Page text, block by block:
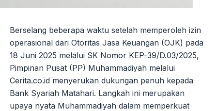
Berselang beberapa waktu setelah memperoleh izin
operasional dari Otoritas Jasa Keuangan (OJK) pada
18 Juni 2025 melalui SK Nomor KEP-39/D.03/2025,
Pimpinan Pusat (PP) Muhammadiyah melalui
Cerita.co.id menyerukan dukungan penuh kepada
Bank Syariah Matahari. Langkah ini merupakan
upaya nyata Muhammadiyah dalam memperkuat